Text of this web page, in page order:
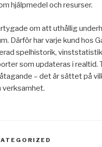
hjälpmedel och resurser.
om att uthållig
Därför har varje kund hos
spelhistorik,
som updateras i realtid.
– det är sättet på
verksamhet.